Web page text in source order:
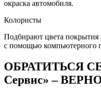
окраска автомобиля.
Колористы
Подбирают цвета покрытия
с помощью компьютерного
ОБРАТИТЬСЯ
Сервис» –